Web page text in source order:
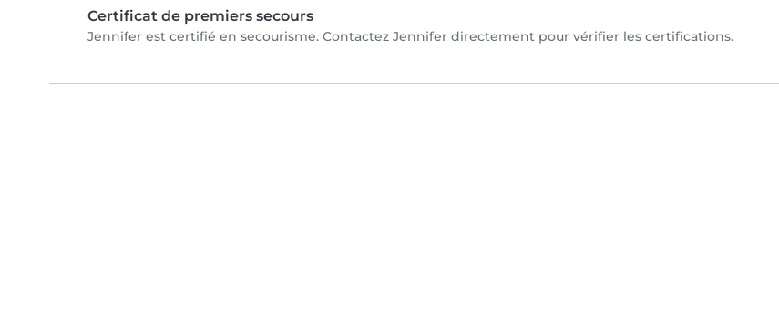
Certificat de premiers secours
Jennifer est certifié en secourisme. Contactez Jennifer directement pour vérifier les certifications.